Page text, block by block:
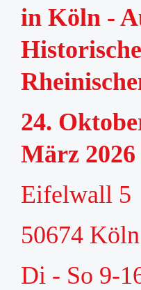
in Köln -
24.
März 2026
Eifelwall 5
50674 Köln
Di - So 9-